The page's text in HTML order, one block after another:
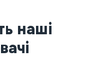
наші